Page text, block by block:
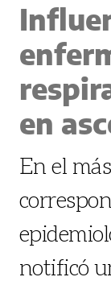
en
En el
notificó